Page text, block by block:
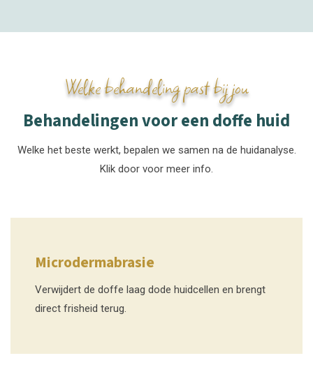
Welke behandeling past bij jou
Behandelingen voor een doffe huid
Welke het beste werkt, bepalen we samen na de huidanalyse.
Klik door voor meer info.
Microdermabrasie
Verwijdert de doffe laag dode huidcellen en brengt
direct frisheid terug.